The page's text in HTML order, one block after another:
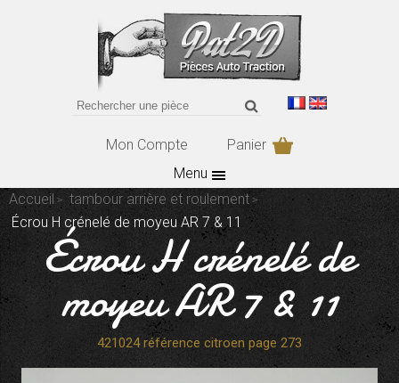
Mon Compte
Panier
Menu
Accueil
tambour arrière et roulement
Écrou H crénelé de moyeu AR 7 & 11
Écrou H crénelé de
moyeu AR 7 & 11
421024 référence citroen page 273